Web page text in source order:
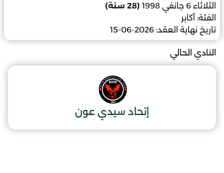
الثلاثاء 6 جانفي 1998
(28 سنة)
الفئة: أكابر
تاريخ نهاية العقد: 2026-06-15
النادي الحالي
إتحاد سيدي عون